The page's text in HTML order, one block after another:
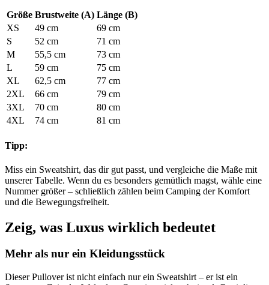
Größe Brustweite (A) Länge (B)
XS
49 cm
69 cm
S
52 cm
71 cm
M
55,5 cm
73 cm
L
59 cm
75 cm
XL
62,5 cm
77 cm
2XL
66 cm
79 cm
3XL
70 cm
80 cm
4XL
74 cm 81 cm
Tipp:
Miss ein Sweatshirt, das dir gut passt, und vergleiche die Maße mit
unserer Tabelle. Wenn du es besonders gemütlich magst, wähle eine
Nummer größer – schließlich zählen beim Camping der Komfort
und die Bewegungsfreiheit.
Zeig, was Luxus wirklich bedeutet
Mehr als nur ein Kleidungsstück
Dieser Pullover ist nicht einfach nur ein Sweatshirt – er ist ein